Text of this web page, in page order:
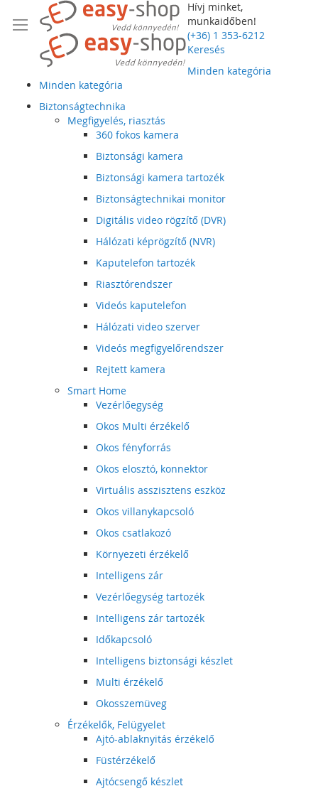
Hívj minket,
munkaidőben!
(+36) 1 353-6212
Keresés
Minden kategória
Minden kategória
Biztonságtechnika
Megfigyelés, riasztás
360 fokos kamera
Biztonsági kamera
Biztonsági kamera tartozék
Biztonságtechnikai monitor
Digitális video rögzítő (DVR)
Hálózati képrögzítő (NVR)
Kaputelefon tartozék
Riasztórendszer
Videós kaputelefon
Hálózati video szerver
Videós megfigyelőrendszer
Rejtett kamera
Smart Home
Vezérlőegység
Okos Multi érzékelő
Okos fényforrás
Okos elosztó, konnektor
Virtuális asszisztens eszköz
Okos villanykapcsoló
Okos csatlakozó
Környezeti érzékelő
Intelligens zár
Vezérlőegység tartozék
Intelligens zár tartozék
Időkapcsoló
Intelligens biztonsági készlet
Multi érzékelő
Okosszemüveg
Érzékelők, Felügyelet
Ajtó-ablaknyitás érzékelő
Füstérzékelő
Ajtócsengő készlet